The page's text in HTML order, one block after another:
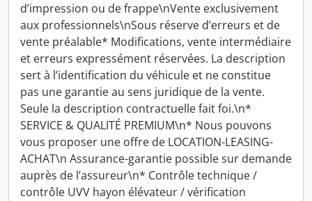
d’impression ou de frappe\nVente exclusivement
aux professionnels\nSous réserve d’erreurs et de
vente préalable* Modifications, vente intermédiaire
et erreurs expressément réservées. La description
sert à l’identification du véhicule et ne constitue
pas une garantie au sens juridique de la vente.
Seule la description contractuelle fait foi.\n*
SERVICE & QUALITÉ PREMIUM\n* Nous pouvons
vous proposer une offre de LOCATION-LEASING-
ACHAT\n Assurance-garantie possible sur demande
auprès de l’assureur\n* Contrôle technique /
contrôle UVV hayon élévateur / vérification